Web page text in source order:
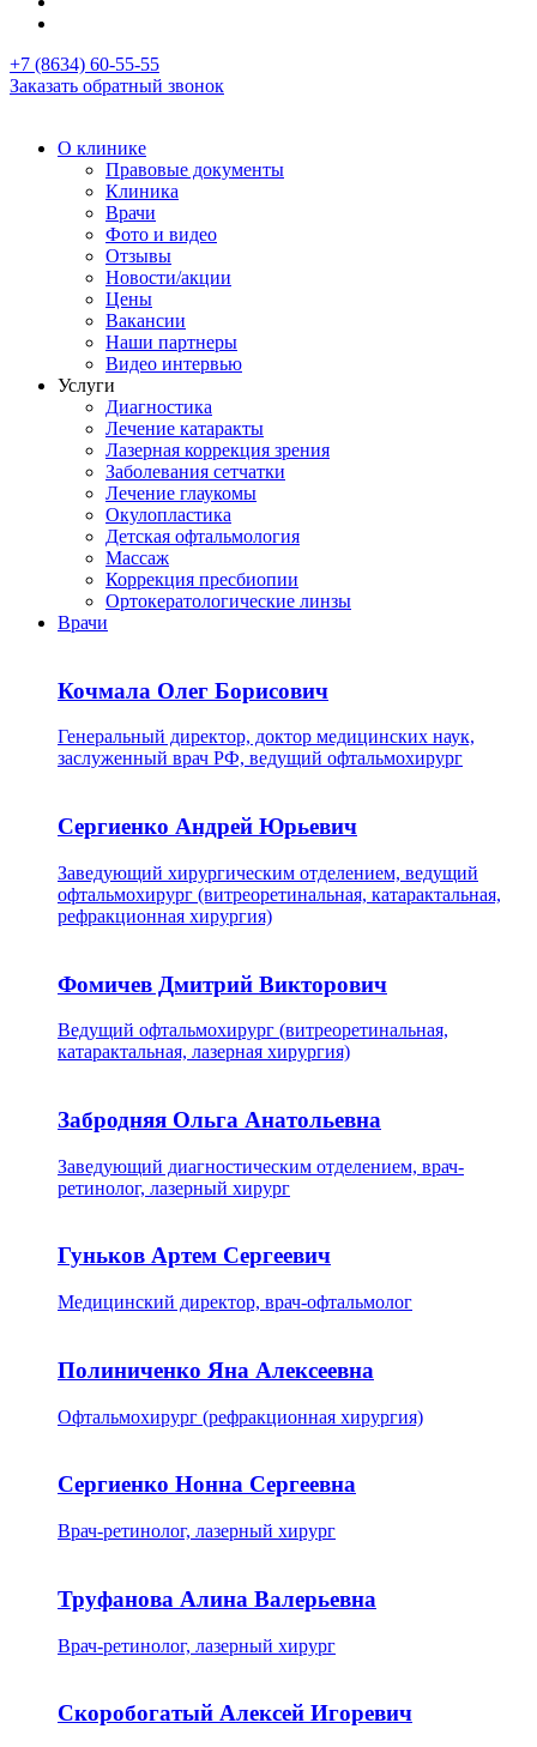
+7 (8634) 60-55-55
Заказать обратный звонок
О клинике
Правовые документы
Клиника
Врачи
Фото и видео
Отзывы
Новости/акции
Цены
Вакансии
Наши партнеры
Видео интервью
Услуги
Диагностика
Лечение катаракты
Лазерная коррекция зрения
Заболевания сетчатки
Лечение глаукомы
Окулопластика
Детская офтальмология
Массаж
Коррекция пресбиопии
Ортокератологические линзы
Врачи
Кочмала Олег Борисович
Генеральный директор, доктор медицинских наук,
заслуженный врач РФ, ведущий офтальмохирург
Сергиенко Андрей Юрьевич
Заведующий хирургическим отделением, ведущий
офтальмохирург (витреоретинальная, катарактальная,
рефракционная хирургия)
Фомичев Дмитрий Викторович
Ведущий офтальмохирург (витреоретинальная,
катарактальная, лазерная хирургия)
Забродняя Ольга Анатольевна
Заведующий диагностическим отделением, врач-
ретинолог, лазерный хирург
Гуньков Артем Сергеевич
Медицинский директор, врач-офтальмолог
Полиниченко Яна Алексеевна
Офтальмохирург (рефракционная хирургия)
Сергиенко Нонна Сергеевна
Врач-ретинолог, лазерный хирург
Труфанова Алина Валерьевна
Врач-ретинолог, лазерный хирург
Скоробогатый Алексей Игоревич